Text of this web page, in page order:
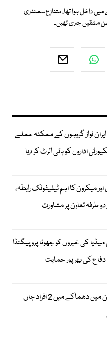
داخل ہوا تھا، متنازع سمندری
مشقیں جاری تھیں۔
نواز گروہوں کے ممکنہ حملے
اداروں کو ہائی الرٹ کر دیا
میکرون کا اہم ٹیلیفونک رابطہ،
طرفہ تعاون پر مشاورت
کی خبروں کو جھوٹا پروپیگنڈا
دفاع کی بھرپور حمایت
دمشق؛ مسافر وین میں دھماکے میں 2 افراد جاں